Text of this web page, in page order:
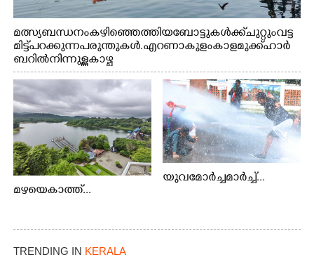
മത്സ്യബന്ധനം കഴിഞ്ഞെത്തിയ ബോട്ടുകൾക്ക് ചുറ്റും വട്ട
മിട്ട് പറക്കുന്ന പരുന്തുകൾ. എറണാകുളം കാളമുക്ക് ഹാർ
ബറിൽ നിന്നുള്ള കാഴ്ച
മഴയെകാത്ത്...
യുവമോർച്ചമാർച്ച്...
TRENDING IN KERALA